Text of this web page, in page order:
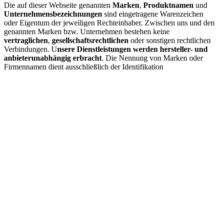
Die auf dieser Webseite genannten Marken, Produktnamen und
Unternehmensbezeichnungen sind eingetragene Warenzeichen
oder Eigentum der jeweiligen Rechteinhaber. Zwischen uns und den
genannten Marken bzw. Unternehmen bestehen keine
vertraglichen, gesellschaftsrechtlichen oder sonstigen rechtlichen
Verbindungen. Unsere Dienstleistungen werden hersteller- und
anbieterunabhängig erbracht. Die Nennung von Marken oder
Firmennamen dient ausschließlich der Identifikation